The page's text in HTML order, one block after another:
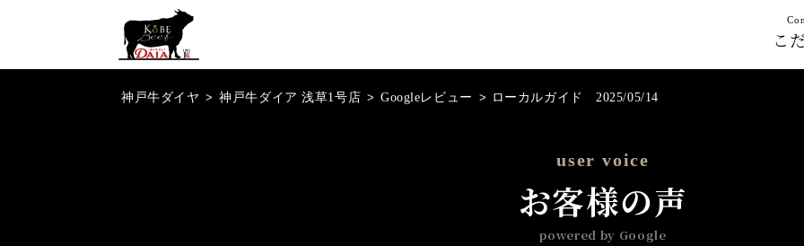
こ
神戸牛ダイヤ > 神戸牛ダイア 浅草1号店 > Googleレビュー > ローカルガイド 2025/05/14
user voice
お客様の声
powered by Google